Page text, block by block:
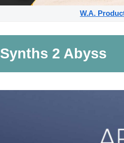
W.A.
Synths 2 Abyss